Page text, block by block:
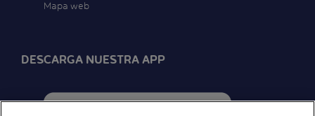
Mapa web
DESCARGA NUESTRA APP